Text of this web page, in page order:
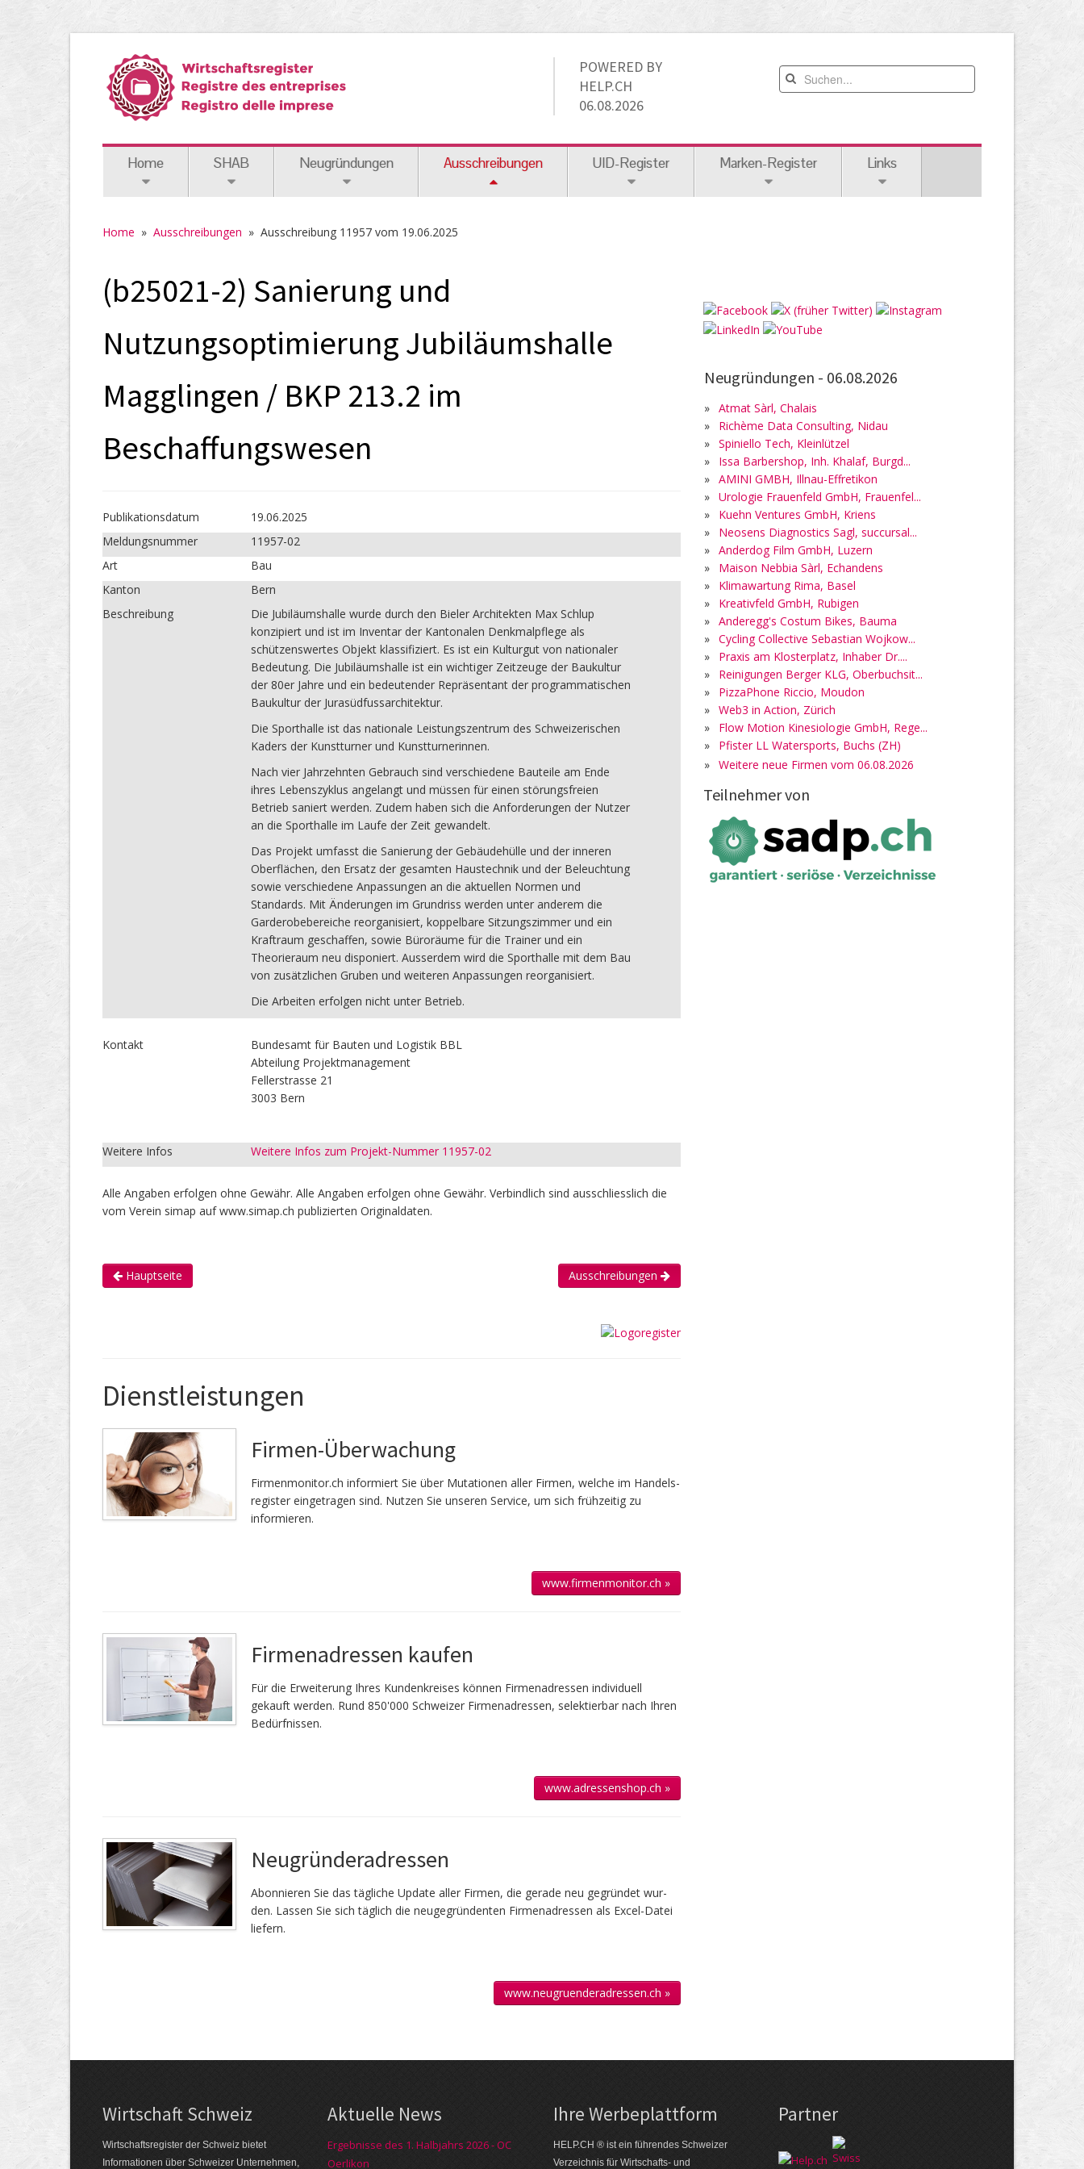
POWERED BY
HELP.CH
06.08.2026
Home SHAB Neugründungen Ausschreibungen UID-Register Marken-Register Links
Home » Ausschreibungen » Ausschreibung 11957 vom 19.06.2025
(b25021-2) Sanierung und
Nutzungsoptimierung Jubiläumshalle
Magglingen / BKP 213.2 im
Beschaffungswesen
Publikations­datum
19.06.2025
Meldungs­nummer
11957-02
Art
Bau
Kanton
Bern
Beschreibung
Die Jubiläumshalle wurde durch den Bieler Architekten Max Schlup
konzipiert und ist im Inventar der Kantonalen Denkmalpflege als
schützenswertes Objekt klassifiziert. Es ist ein Kulturgut von nationaler
Bedeutung. Die Jubiläumshalle ist ein wichtiger Zeitzeuge der Baukultur
der 80er Jahre und ein bedeutender Repräsentant der programmatischen
Baukultur der Jurasüdfussarchitektur.
Die Sporthalle ist das nationale Leistungszentrum des Schweizerischen
Kaders der Kunstturner und Kunstturnerinnen.
Nach vier Jahrzehnten Gebrauch sind verschiedene Bauteile am Ende
ihres Lebenszyklus angelangt und müssen für einen störungsfreien
Betrieb saniert werden. Zudem haben sich die Anforderungen der Nutzer
an die Sporthalle im Laufe der Zeit gewandelt.
Das Projekt umfasst die Sanierung der Gebäudehülle und der inneren
Oberflächen, den Ersatz der gesamten Haustechnik und der Beleuchtung
sowie verschiedene Anpassungen an die aktuellen Normen und
Standards. Mit Änderungen im Grundriss werden unter anderem die
Garderobebereiche reorganisiert, koppelbare Sitzungszimmer und ein
Kraftraum geschaffen, sowie Büroräume für die Trainer und ein
Theorieraum neu disponiert. Ausserdem wird die Sporthalle mit dem Bau
von zusätzlichen Gruben und weiteren Anpassungen reorganisiert.
Die Arbeiten erfolgen nicht unter Betrieb.
Kontakt
Bundesamt für Bauten und Logistik BBL
Abteilung Projektmanagement
Fellerstrasse 21
3003 Bern
Weitere Infos Weitere Infos zum Projekt-Nummer 11957-02
Alle Angaben erfolgen ohne Gewähr. Alle Angaben erfolgen ohne Gewähr. Verbindlich sind ausschliesslich die
vom Verein simap auf www.simap.ch publizierten Originaldaten.
Hauptseite Ausschreibungen
Dienstleistungen
Firmen-Überwachung
Firmenmonitor.ch informiert Sie über Mutationen aller Firmen, welche im Handels­
register eingetragen sind. Nutzen Sie unseren Service, um sich frühzeitig zu
informieren.
www.firmenmonitor.ch »
Firmenadressen kaufen
Für die Er­wei­te­rung Ihres Kun­den­kreises kön­nen Firmen­adressen individuell
gekauft werden. Rund 850'000 Schweizer Firmen­adressen, selek­tierbar nach Ihren
Bedürfnissen.
www.adressenshop.ch »
Neugründeradressen
Abonnieren Sie das täg­liche Up­date aller Firmen, die gerade neu ge­gründet wur­
den. Lassen Sie sich täglich die neu­gegründenten Firmen­adressen als Excel-Datei
liefern.
www.neugruenderadressen.ch »
Neugründungen - 06.08.2026
» Atmat Sàrl, Chalais
»
Richème Data Consulting, Nidau
» Spiniello Tech, Kleinlützel
»
Issa Barbershop, Inh. Khalaf, Burgd...
» AMINI GMBH, Illnau-Effretikon
» Urologie Frauenfeld GmbH, Frauenfel...
»
Kuehn Ventures GmbH, Kriens
»
Neosens Diagnostics Sagl, succursal...
» Anderdog Film GmbH, Luzern
»
Maison Nebbia Sàrl, Echandens
»
Klimawartung Rima, Basel
»
Kreativfeld GmbH, Rubigen
» Anderegg's Costum Bikes, Bauma
» Cycling Collective Sebastian Wojkow...
»
Praxis am Klosterplatz, Inhaber Dr....
»
Reinigungen Berger KLG, Oberbuchsit...
»
PizzaPhone Riccio, Moudon
» Web3 in Action, Zürich
»
Flow Motion Kinesiologie GmbH, Rege...
»
Pfister LL Watersports, Buchs (ZH)
» Weitere neue Firmen vom 06.08.2026
Teilnehmer von
Wirtschaft Schweiz
Wirtschaftsregister der Schweiz bietet
Informationen über Schweizer Unternehmen,
Aktuelle News
Ergebnisse des 1. Halbjahrs 2026 - OC
Oerlikon
Ihre Werbe­plattform
HELP.CH ® ist ein führendes Schweizer
Verzeichnis für Wirtschafts- und
Partner